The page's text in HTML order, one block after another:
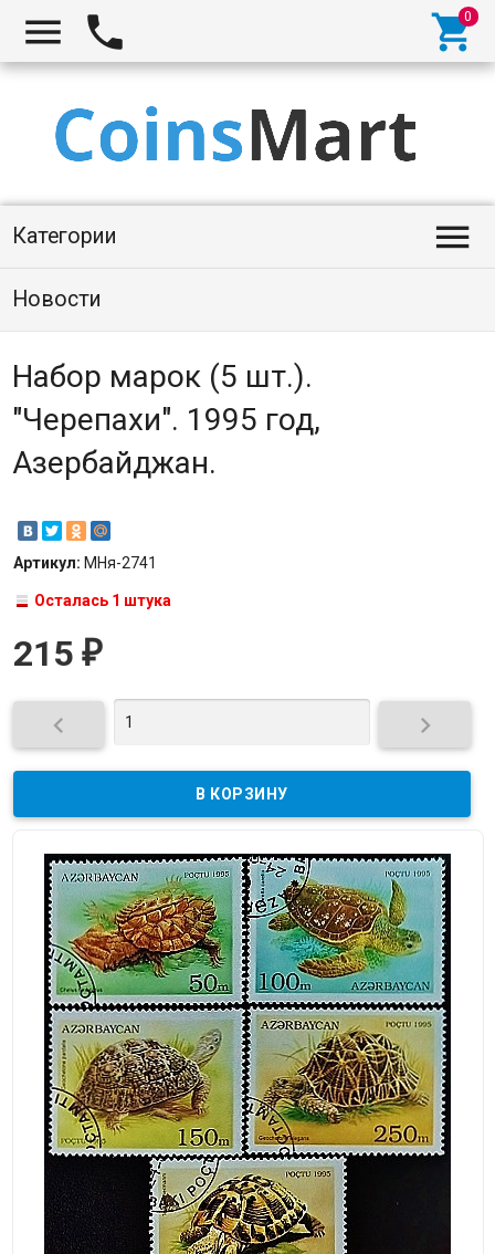
  
Категории 
Новости
Набор марок (5 шт.).
"Черепахи". 1995 год,
Азербайджан.
Артикул: МНя-2741
Осталась 1 штука
215 ₽
 